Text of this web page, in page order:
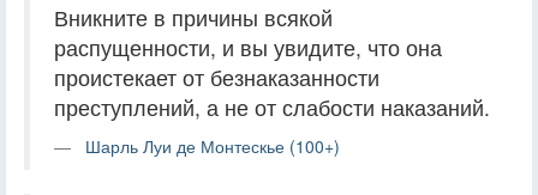
Вникните в причины всякой
распущенности, и вы увидите, что она
проистекает от безнаказанности
преступлений, а не от слабости наказаний.
Шарль Луи де Монтескье (100+)